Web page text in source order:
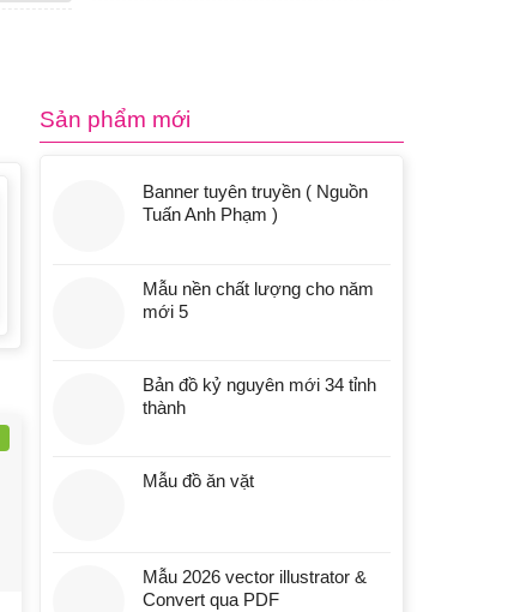
Sản phẩm mới
Banner tuyên truyền ( Nguồn
Tuấn Anh Phạm )
Mẫu nền chất lượng cho năm
mới 5
Bản đồ kỷ nguyên mới 34 tỉnh
thành
Mẫu đồ ăn vặt
Mẫu 2026 vector illustrator &
Convert qua PDF